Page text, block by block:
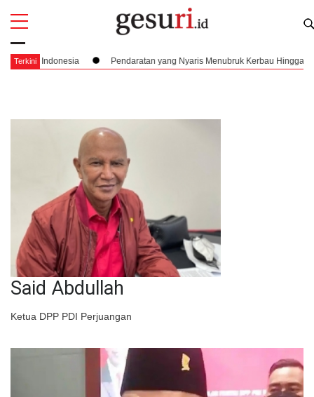
Terkini yang Nyaris Menubruk Kerbau Hingga Kisah Bung Karno Kebelet
Said Abdullah
Ketua DPP PDI Perjuangan
All